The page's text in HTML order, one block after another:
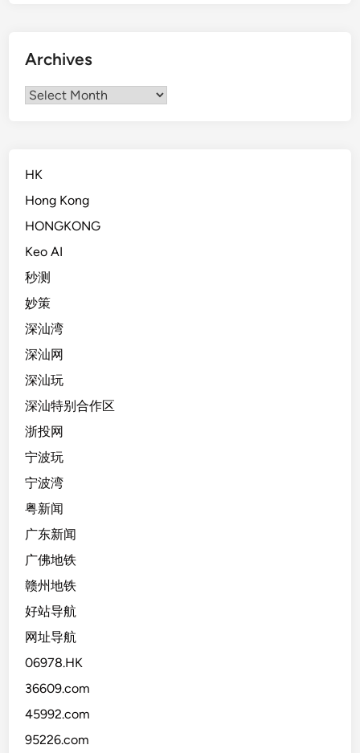
Archives
Archives
HK
Hong Kong
HONGKONG
Keo AI
秒测
妙策
深汕湾
深汕网
深汕玩
深汕特别合作区
浙投网
宁波玩
宁波湾
粤新闻
广东新闻
广佛地铁
赣州地铁
好站导航
网址导航
06978.HK
36609.com
45992.com
95226.com